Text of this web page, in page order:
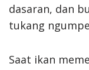
dasaran, dan
tukang
Saat ikan